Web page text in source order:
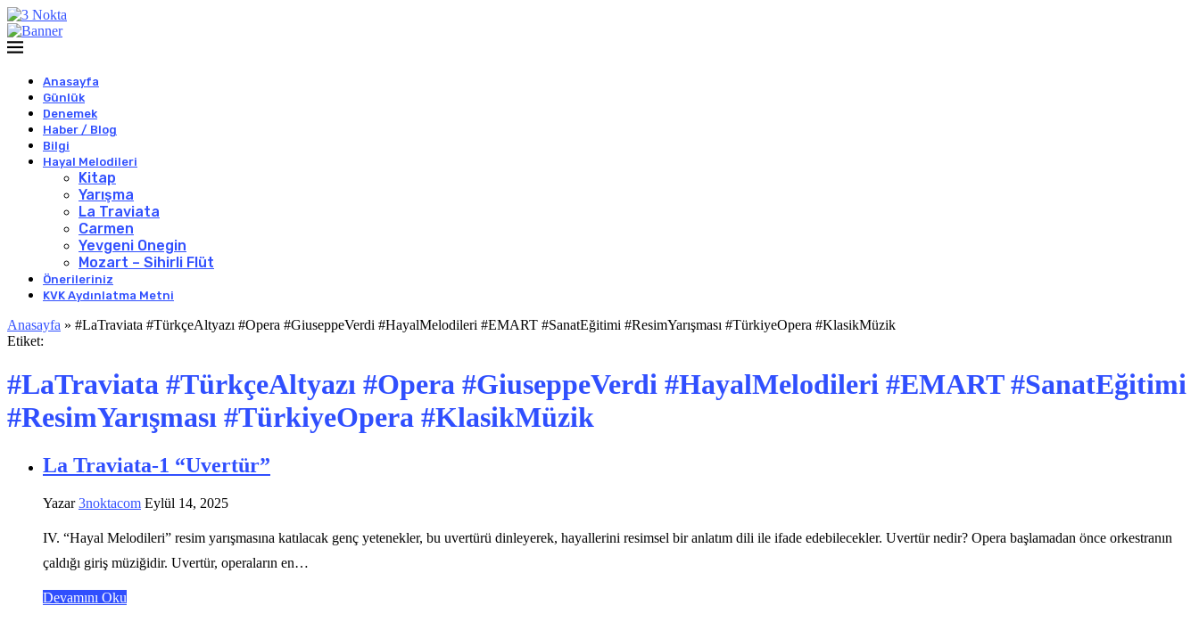
Anasayfa
Günlük
Denemek
Haber / Blog
Bilgi
Hayal Melodileri
Kitap
Yarışma
La Traviata
Carmen
Yevgeni Onegin
Mozart – Sihirli Flüt
Önerileriniz
KVK Aydınlatma Metni
Anasayfa » #LaTraviata #TürkçeAltyazı #Opera #GiuseppeVerdi #HayalMelodileri #EMART #SanatEğitimi #ResimYarışması #TürkiyeOpera #KlasikMüzik
Etiket:
#LaTraviata #TürkçeAltyazı #Opera #GiuseppeVerdi #HayalMelodileri #EMART #SanatEğitimi
#ResimYarışması #TürkiyeOpera #KlasikMüzik
La Traviata-1 “Uvertür”
Yazar3noktacom Eylül 14, 2025
IV. “Hayal Melodileri” resim yarışmasına katılacak genç yetenekler, bu uvertürü dinleyerek, hayallerini resimsel bir anlatım dili ile ifade edebilecekler. Uvertür nedir? Opera başlamadan önce orkestranın
çaldığı giriş müziğidir. Uvertür, operaların en…
Devamını Oku